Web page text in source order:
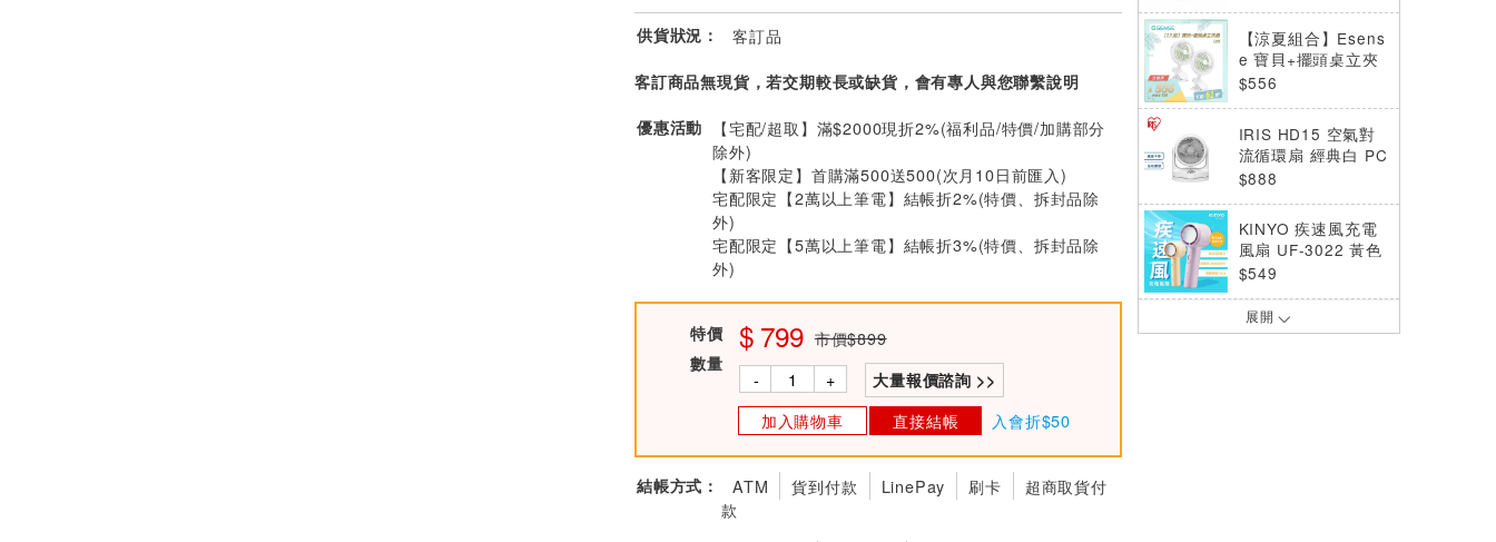
供貨狀況： 客訂品
客訂商品無現貨，若交期較長或缺貨，會有專人與您聯繫說明
優惠活動
【宅配/超取】滿$2000現折2%(福利品/特價/加購部分
除外)
【新客限定】首購滿500送500(次月10日前匯入)
宅配限定【2萬以上筆電】結帳折2%(特價、拆封品除
外)
宅配限定【5萬以上筆電】結帳折3%(特價、拆封品除
外)
特價 799 市價$899
數量
- + 大量報價諮詢 >>
加入購物車 直接結帳 入會折$50
結帳方式： ATM 貨到付款 LinePay 刷卡
超商取貨付
款
【涼夏組合】Esens
e 寶貝+擺頭桌立夾
扇 2入組(可夾嬰兒
$556
IRIS HD15 空氣對
流循環扇 經典白 PC
F-HD15 (降溫必備)
$888
KINYO 疾速風充電
風扇 UF-3022 黃色
$549
KINYO 疾速風充電
展開